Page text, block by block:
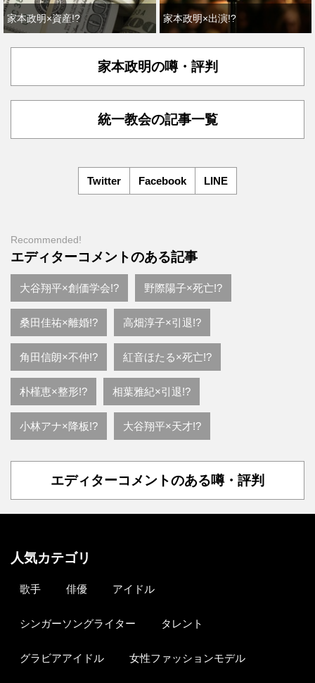
家本政明×資産!? 家本政明×出演!?
家本政明の噂・評判
統一教会の記事一覧
Twitter Facebook LINE
Recommended!
エディターコメントのある記事
大谷翔平×創価学会!? 野際陽子×死亡!?
桑田佳祐×離婚!? 高畑淳子×引退!?
角田信朗×不仲!? 紅音ほたる×死亡!?
朴槿恵×整形!? 相葉雅紀×引退!?
小林アナ×降板!? 大谷翔平×天才!?
エディターコメントのある噂・評判
人気カテゴリ
歌手 俳優 アイドル
シンガーソングライター タレント
グラビアアイドル 女性ファッションモデル